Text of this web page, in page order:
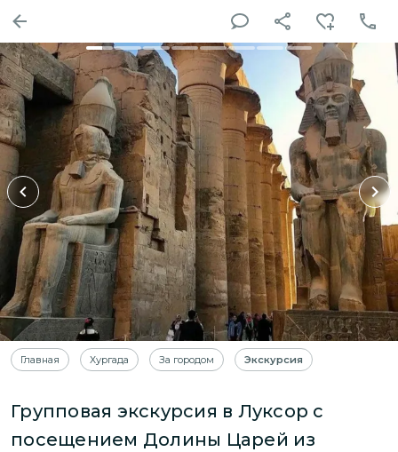
Главная Хургада За городом Экскурсия
Групповая экскурсия в Луксор с
посещением Долины Царей из